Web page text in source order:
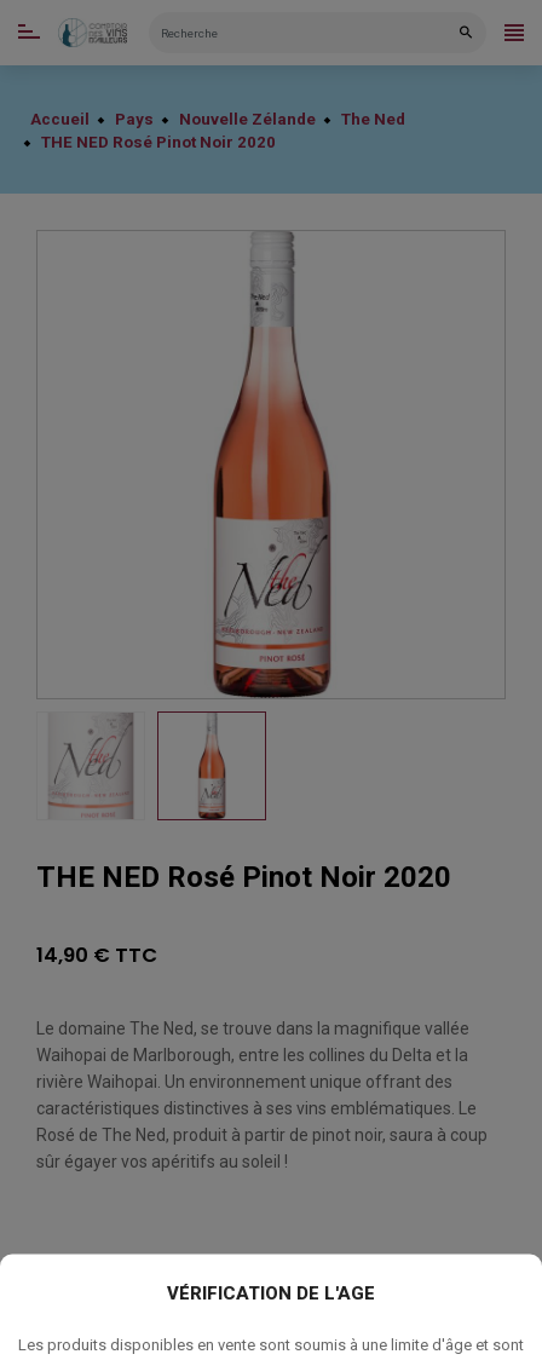
VÉRIFICATION DE L'AGE
Les produits disponibles en vente sont soumis à une limite d'âge et sont
CATÉGORIES
Accueil Pays Nouvelle Zélande
The Ned
THE NED Rosé Pinot Noir 2020
THE NED Rosé Pinot Noir 2020
14,90 € TTC
Le domaine The Ned, se trouve dans la magnifique vallée
Waihopai de Marlborough, entre les collines du Delta et la
rivière Waihopai. Un environnement unique offrant des
caractéristiques distinctives à ses vins emblématiques. Le
Rosé de The Ned, produit à partir de pinot noir, saura à coup
sûr égayer vos apéritifs au soleil !